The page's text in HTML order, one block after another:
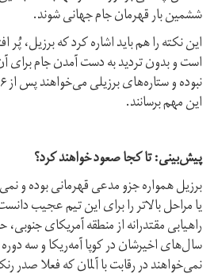
ششمین بار قهرمان جام جهانی شوند.
این نکته را هم باید اشاره کرد که برزیل،
است و بدون تردید به دست آمدن جام
این مهم برسانند.
پیش‌بینی: تا کجا صعود خواهند کرد؟
برزیل همواره جزو مدعی قهرمانی بوده و
یا مراحل بالاتر را برای این تیم عجیب
راهیابی مقتدرانه از منطقه آمریکای جنوبی،
سال‌های اخیرشان در کوپا آمه‌ریکا و سه
نمی‌خواهند در رقابت با آلمان که فعلا صدر